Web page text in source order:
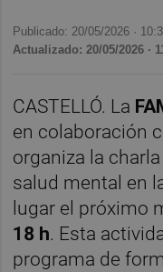
Publicado: 20/05/2026 ·
Actualizado: 20/05/2026 ·
CASTELLÓ. La
en colaboración
organiza la
salud mental en
lugar el próximo
18 h. Esta
programa de